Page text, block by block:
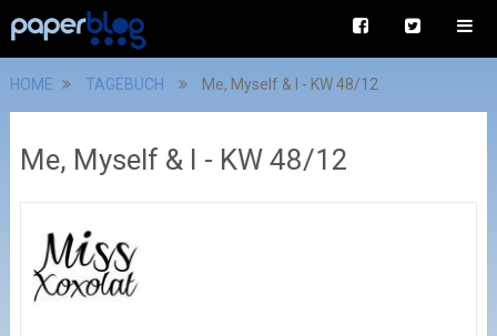
HOME TAGEBUCH Me, Myself & I - KW 48/12
Me, Myself & I - KW 48/12